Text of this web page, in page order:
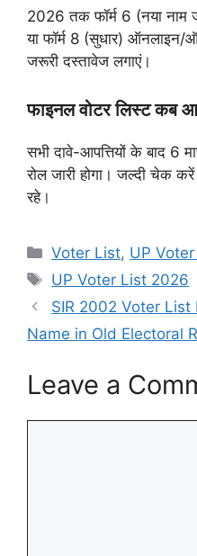
2026 तक फॉर्म 6 (नया नाम
या फॉर्म 8 (सुधार)
जरूरी दस्तावेज लगाएं।
फाइनल वोटर लिस्ट कब
सभी दावे-आपत्तियों के बाद 6
रोल जारी होगा। जल्दी चेक
रहे।
Categories
Voter List, UP
Tags
UP Voter List 2026
SIR 2002 Voter List
Name in Old Electoral
Leave a